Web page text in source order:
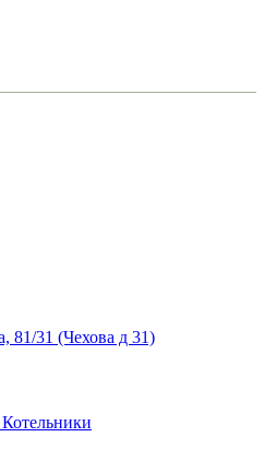
81/31 (Чехова д 31)